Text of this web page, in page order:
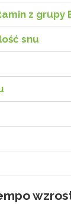
z grupy
snu